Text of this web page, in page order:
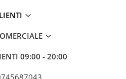
09:00 - 20:00